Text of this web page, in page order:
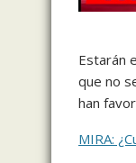
Estarán
que no
han
MIRA: